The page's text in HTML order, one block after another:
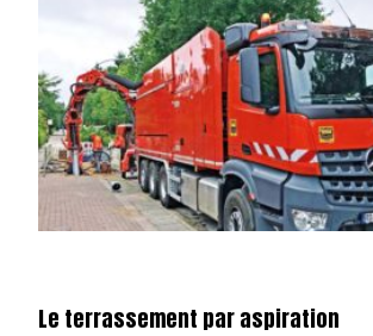
Le terrassement par aspiration